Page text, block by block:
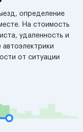
определение
На стоимость
удаленность и
от ситуации